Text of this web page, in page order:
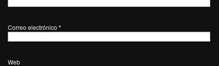
Correo electrónico *
Web